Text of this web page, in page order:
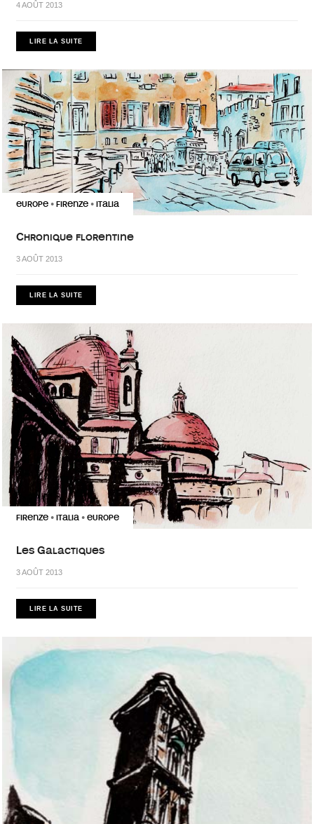
4 AOÛT 2013
LIRE LA SUITE
EUROPE • FIRENZE • ITALIA
Chronique florentine
3 AOÛT 2013
LIRE LA SUITE
FIRENZE • ITALIA • EUROPE
Les Galactiques
3 AOÛT 2013
LIRE LA SUITE